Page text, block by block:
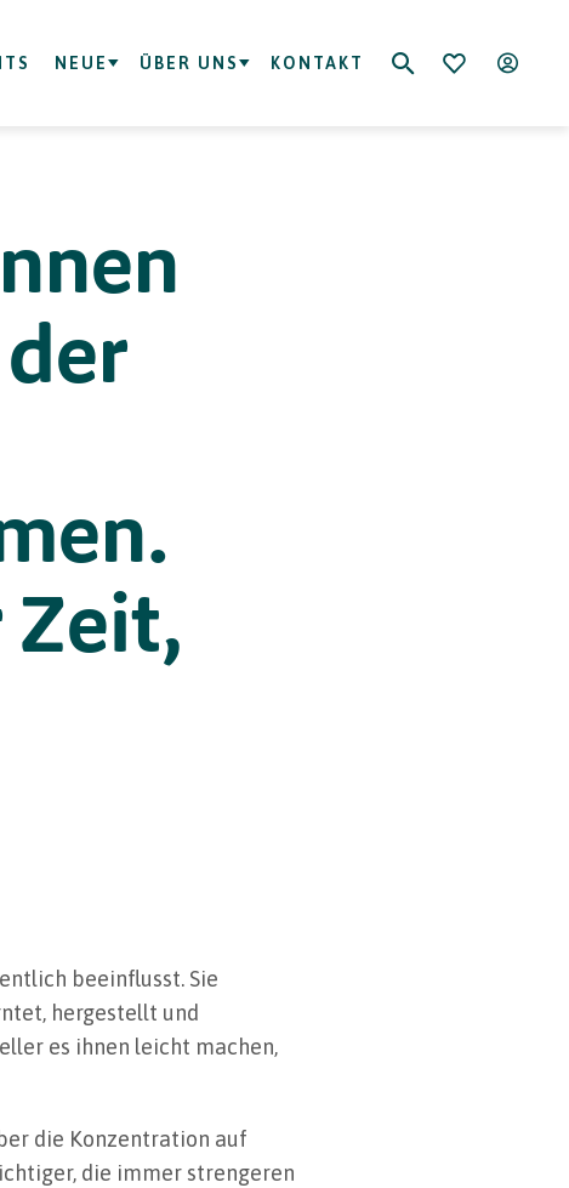
NEUE ÜBER UNS KONTAKT
Zeit,
beeinflusst. Sie
hergestellt und
es ihnen leicht machen,
die Konzentration auf
die immer strengeren